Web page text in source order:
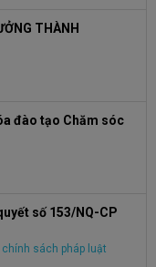
THÀNH
đào tạo Chăm sóc
số 153/NQ-CP
sách pháp luật